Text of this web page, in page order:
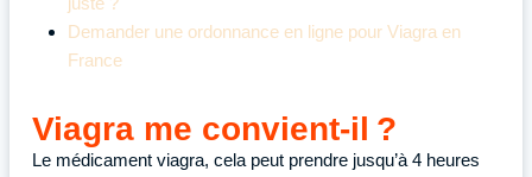
Demander une ordonnance en ligne pour Viagra en
France
Viagra me convient-il ?
Le médicament viagra, cela peut prendre jusqu’à 4 heures